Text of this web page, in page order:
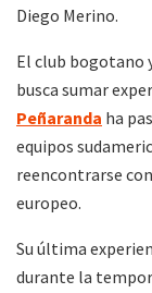
Diego Merino.
El club bogotano
busca sumar
Peñaranda ha
equipos
reencontrarse
europeo.
Su última
durante la